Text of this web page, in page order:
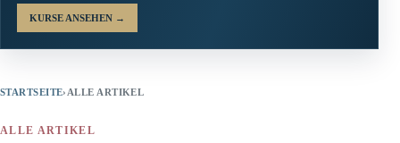
KURSE ANSEHEN →
STARTSEITE› ALLE ARTIKEL
ALLE ARTIKEL